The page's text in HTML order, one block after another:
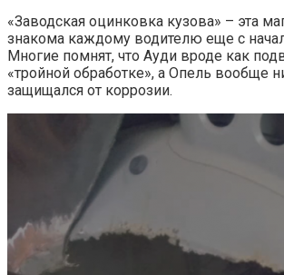
«Заводская оцинковка кузова» – эта
знакома каждому водителю еще с
Многие помнят, что Ауди вроде как
«тройной обработке», а Опель вообще
защищался от коррозии.